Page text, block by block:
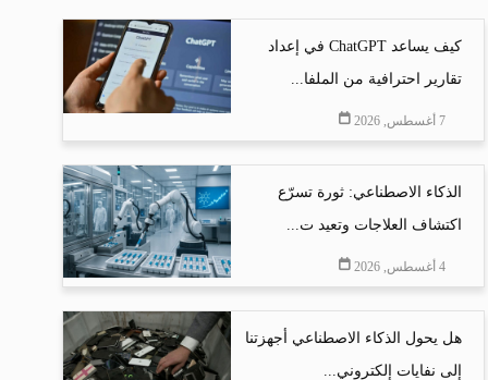
كيف يساعد ChatGPT في إعداد
تقارير احترافية من الملفا...
7 أغسطس, 2026
الذكاء الاصطناعي: ثورة تسرّع
اكتشاف العلاجات وتعيد ت...
4 أغسطس, 2026
هل يحول الذكاء الاصطناعي أجهزتنا
إلى نفايات إلكتروني...